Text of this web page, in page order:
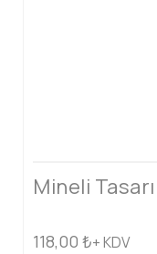
Mineli
118,00 ₺+ KDV